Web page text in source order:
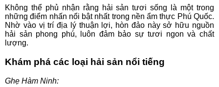
Không thể phủ nhận rằng hải sản tươi sống là một trong
những điểm nhấn nổi bật nhất trong nền ẩm thực Phú Quốc.
Nhờ vào vị trí địa lý thuận lợi, hòn đảo này sở hữu nguồn
hải sản phong phú, luôn đảm bảo sự tươi ngon và chất
lượng.
Khám phá các loại hải sản nổi tiếng
Ghẹ Hàm Ninh: